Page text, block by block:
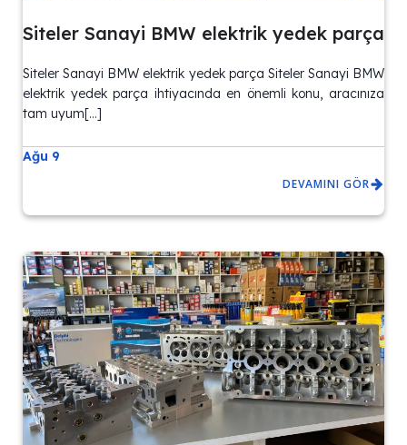
Siteler Sanayi BMW elektrik yedek parça
Siteler Sanayi BMW elektrik yedek parça Siteler Sanayi BMW
elektrik yedek parça ihtiyacında en önemli konu, aracınıza
tam uyum[…]
Ağu 9
DEVAMINI GÖR